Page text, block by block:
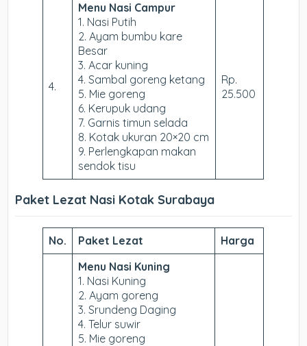
4.
Menu Nasi Campur
1. Nasi Putih
2. Ayam bumbu kare
Besar
3. Acar kuning
4. Sambal goreng ketang
5. Mie goreng
6. Kerupuk udang
7. Garnis timun selada
8. Kotak ukuran 20×20 cm
9. Perlengkapan makan
sendok tisu
Rp.
25.500
Paket Lezat Nasi Kotak Surabaya
No. Paket Lezat
Harga
Menu Nasi Kuning
1. Nasi Kuning
2. Ayam goreng
3. Srundeng Daging
4. Telur suwir
5. Mie goreng